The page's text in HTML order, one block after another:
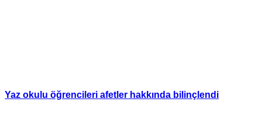
Yaz okulu öğrencileri afetler hakkında bilinçlendi